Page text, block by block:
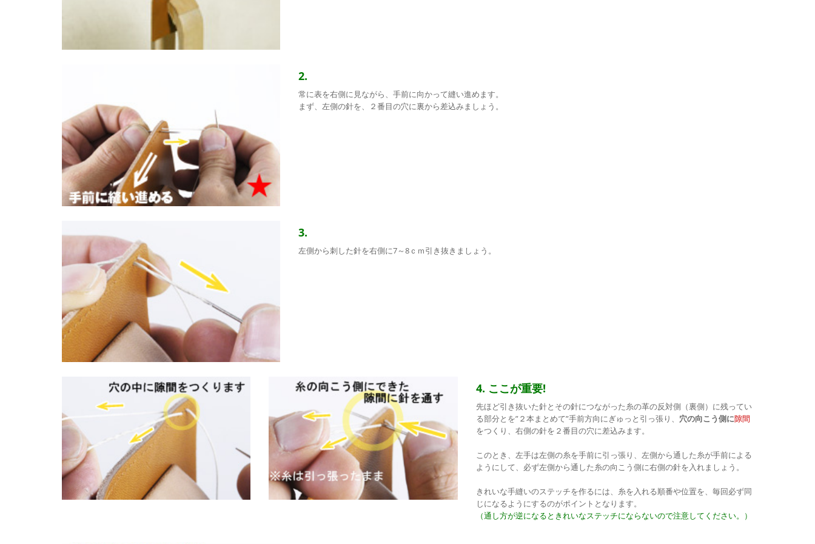
2.
常に表を右側に見ながら、手前に向かって縫い進めます。
まず、左側の針を、２番目の穴に裏から差込みましょう。
3.
左側から刺した針を右側に7～8ｃｍ引き抜きましょう。
4. ここが重要!
先ほど引き抜いた針とその針につながった糸の革の反対側（裏側）に残ってい
る部分とを”２本まとめて”手前方向にぎゅっと引っ張り、 穴の向こう側に隙間
をつくり、右側の針を２番目の穴に差込みます。
このとき、左手は左側の糸を手前に引っ張り、左側から通した糸が手前による
ようにして、必ず左側から通した糸の向こう側に右側の針を入れましょう。
きれいな手縫いのステッチを作るには、糸を入れる順番や位置を、毎回必ず同
じになるようにするのがポイントとなります。
（通し方が逆になるときれいなステッチにならないので注意してください。）